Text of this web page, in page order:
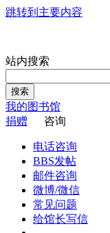
跳转到主要内容
站内搜索
搜索
我的图书馆
捐赠
咨询
电话咨询
BBS发帖
邮件咨询
微博/微信
常见问题
给馆长写信